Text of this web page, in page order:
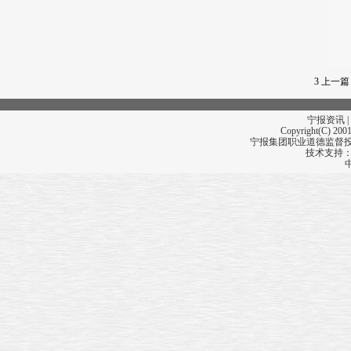
3 上一篇
宁报资讯
Copyright(C)
宁报集团职业道德监督
技术支持